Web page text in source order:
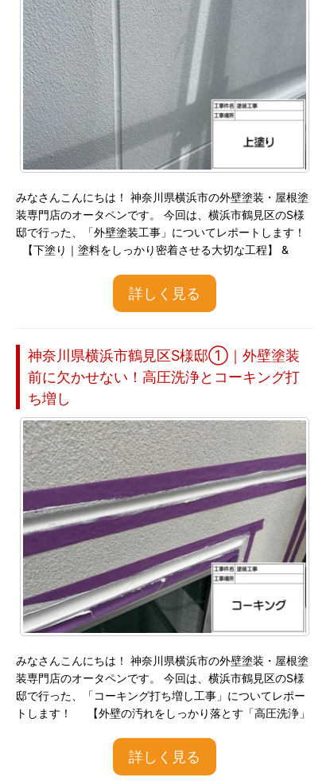
みなさんこんにちは！ 神奈川県横浜市の外壁塗装・屋根塗
装専門店のオータペンです。 今回は、横浜市鶴見区のS様
邸で行った、「外壁塗装工事」についてレポートします！
【下塗り｜塗料をしっかり密着させる大切な工程】 &
詳しく見る
神奈川県横浜市鶴見区S様邸①｜外壁塗装
前に欠かせない！高圧洗浄とコーキング打
ち増し
みなさんこんにちは！ 神奈川県横浜市の外壁塗装・屋根塗
装専門店のオータペンです。 今回は、横浜市鶴見区のS様
邸で行った、「コーキング打ち増し工事」についてレポー
トします！ 【外壁の汚れをしっかり落とす「高圧洗浄」
詳しく見る